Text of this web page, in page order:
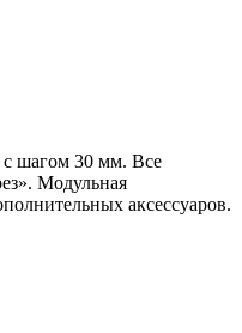
с шагом 30 мм. Все
Модульная
аксессуаров.